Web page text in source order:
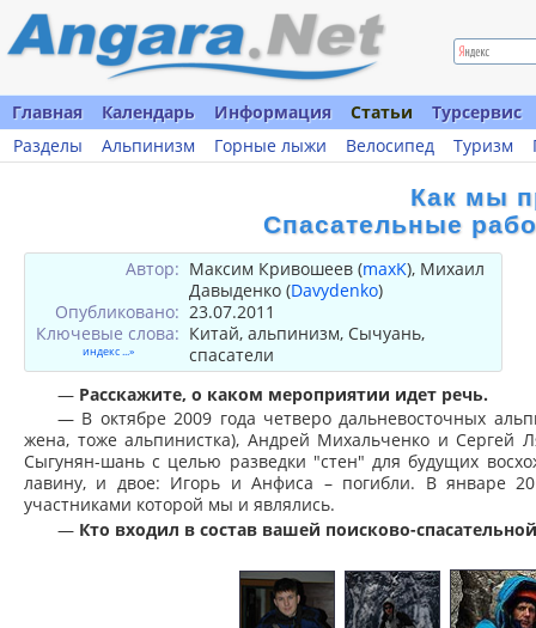
Главная Календарь Информация Статьи
Турсервис
Разделы
Альпинизм Горные лыжи Велосипед Туризм
Как мы
Спасательные
Автор: Максим Кривошеев (maxK), Михаил
Давыденко (Davydenko)
Опубликовано: 23.07.2011
Ключевые слова:
индекс ...»
Китай, альпинизм, Сычуань,
спасатели
— Расскажите, о каком мероприятии идет речь.
— В октябре 2009 года четверо дальневосточных
жена, тоже альпинистка), Андрей Михальченко и Сергей
Сыгунян-шань с целью разведки "стен" для будущих
лавину, и двое: Игорь и Анфиса – погибли. В январе
участниками которой мы и являлись.
— Кто входил в состав вашей поисково-